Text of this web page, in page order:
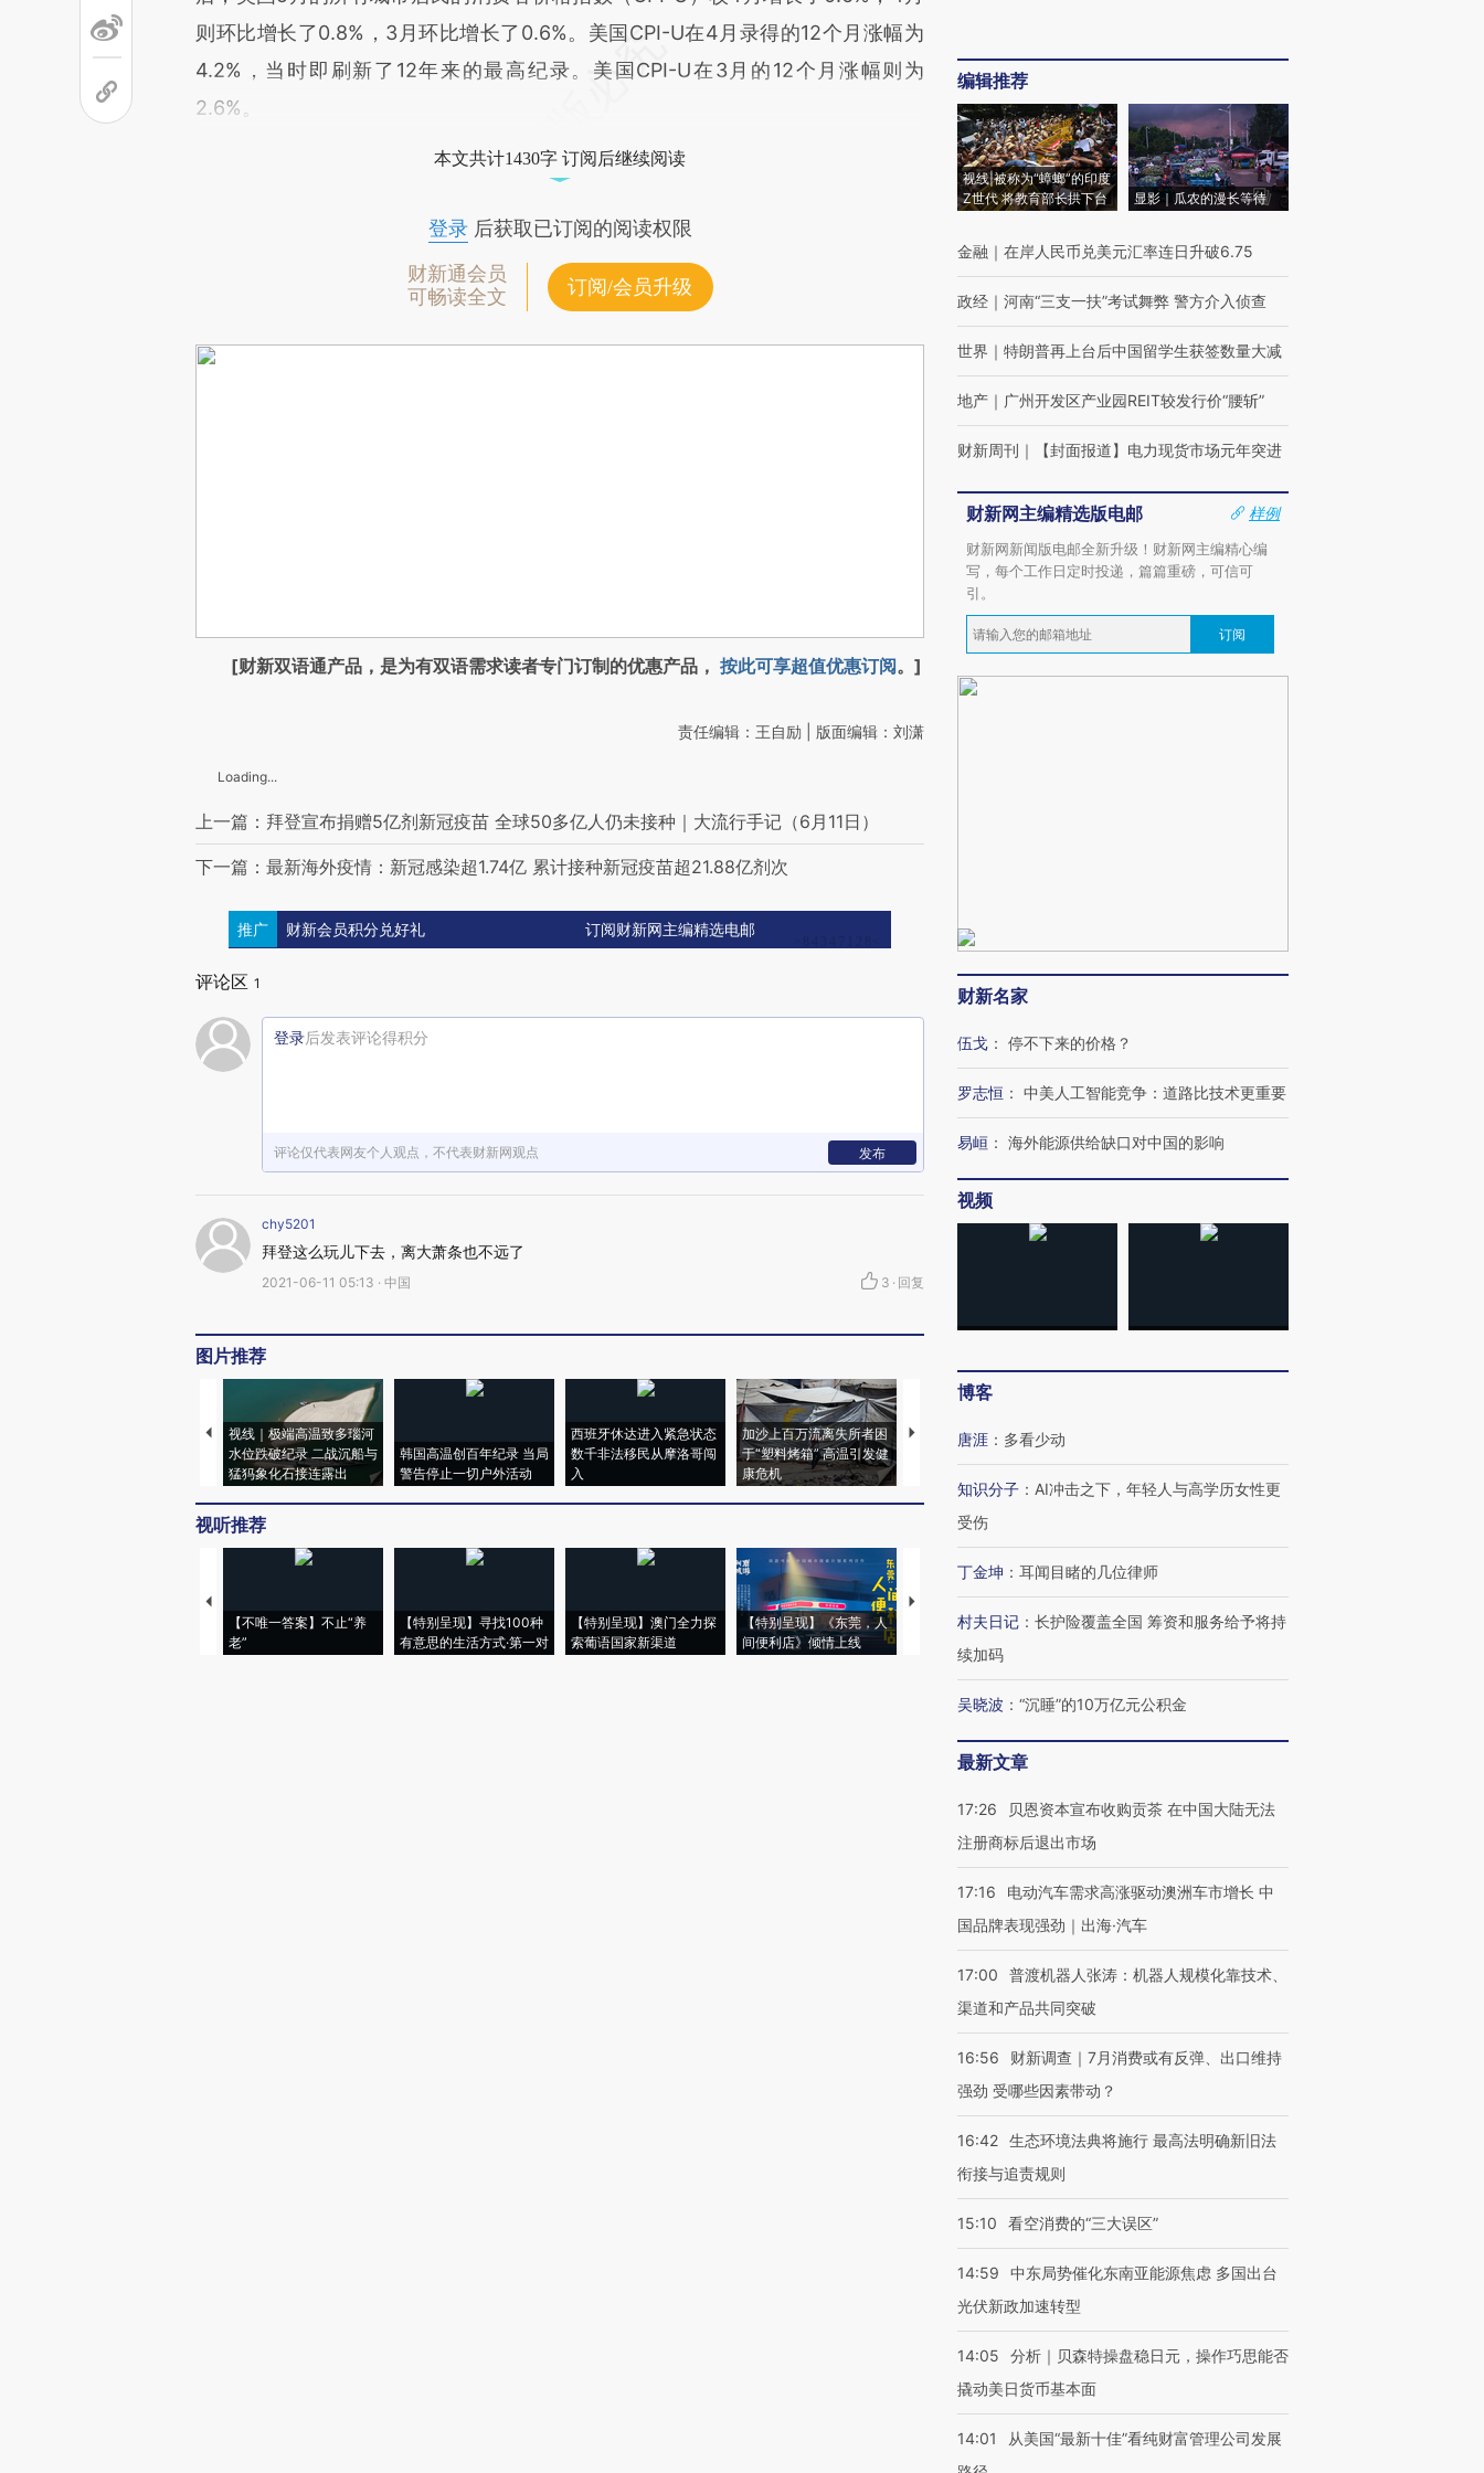
则环比增长了0.8%，3月环比增长了0.6%。美国CPI-U在4月录得的12个月涨幅为
4.2%，当时即刷新了12年来的最高纪录。美国CPI-U在3月的12个月涨幅则为
2.6%。
本文共计1430字 订阅后继续阅读
登录后获取已订阅的阅读权限
财新通会员
可畅读全文
订阅/会员升级
[财新双语通产品，是为有双语需求读者专门订制的优惠产品， 按此可享超值优惠订阅。]
责任编辑：王自励 | 版面编辑：刘潇
Loading...
上一篇：拜登宣布捐赠5亿剂新冠疫苗 全球50多亿人仍未接种｜大流行手记（6月11日）
下一篇：最新海外疫情：新冠感染超1.74亿 累计接种新冠疫苗超21.88亿剂次
推广 财新会员积分兑好礼 订阅财新网主编精选电邮
评论区 1
登录后发表评论得积分
评论仅代表网友个人观点，不代表财新网观点 发布
chy5201
拜登这么玩儿下去，离大萧条也不远了
2021-06-11 05:13 · 中国 3 · 回复
图片推荐
视线｜极端高温致多瑙河
水位跌破纪录 二战沉船与
猛犸象化石接连露出
韩国高温创百年纪录 当局
警告停止一切户外活动
西班牙休达进入紧急状态
数千非法移民从摩洛哥闯
入
加沙上百万流离失所者困
于“塑料烤箱” 高温引发健
康危机
视线｜HYROX的吸金
术：是什么让中产们甘
视听推荐
【不唯一答案】不止“养
老”
【特别呈现】寻找100种
有意思的生活方式·第一对
【特别呈现】澳门全力探
索葡语国家新渠道
【特别呈现】《东莞，人
间便利店》倾情上线
【推广】走进第四届链博
会，让数智科技“链”接产
【特别呈现】寻找100种
【商旅对话】华住集团
CFO：不靠规模取胜，华
编辑推荐
视线|被称为“蟑螂”的印度
Z世代 将教育部长拱下台
显影｜瓜农的漫长等待
金融 ｜ 在岸人民币兑美元汇率连日升破6.75
政经 ｜ 河南“三支一扶”考试舞弊 警方介入侦查
世界 ｜ 特朗普再上台后中国留学生获签数量大减
地产 ｜ 广州开发区产业园REIT较发行价“腰斩”
财新周刊 ｜ 【封面报道】电力现货市场元年突进
财新网主编精选版电邮
样例
财新网新闻版电邮全新升级！财新网主编精心编
写，每个工作日定时投递，篇篇重磅，可信可
引。
订阅
财新名家
伍戈 ： 停不下来的价格？
罗志恒 ： 中美人工智能竞争：道路比技术更重要
易峘 ： 海外能源供给缺口对中国的影响
视频
博客
唐涯 ： 多看少动
知识分子 ： AI冲击之下，年轻人与高学历女性更
受伤
丁金坤 ： 耳闻目睹的几位律师
村夫日记 ： 长护险覆盖全国 筹资和服务给予将持
续加码
吴晓波 ： “沉睡”的10万亿元公积金
最新文章
17:26
贝恩资本宣布收购贡茶 在中国大陆无法
注册商标后退出市场
17:16
电动汽车需求高涨驱动澳洲车市增长 中
国品牌表现强劲｜出海·汽车
17:00
普渡机器人张涛：机器人规模化靠技术、
渠道和产品共同突破
16:56
财新调查｜7月消费或有反弹、出口维持
强劲 受哪些因素带动？
16:42 生态环境法典将施行 最高法明确新旧法
衔接与追责规则
15:10 看空消费的“三大误区”
14:59
中东局势催化东南亚能源焦虑 多国出台
光伏新政加速转型
14:05
分析｜贝森特操盘稳日元，操作巧思能否
撬动美日货币基本面
14:01
从美国“最新十佳”看纯财富管理公司发展